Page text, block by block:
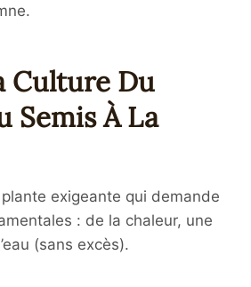
Culture Du
Semis À La
exigeante qui demande
: de la chaleur, une
(sans excès).